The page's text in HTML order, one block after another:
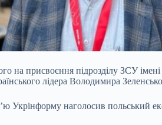
на присвоєння підрозділу ЗСУ
лідера Володимира
Укрінформу наголосив польський